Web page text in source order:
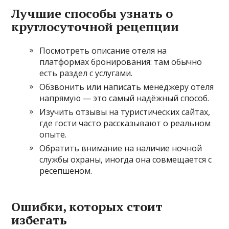
Лучшие способы узнать о
круглосуточной рецепции
Посмотреть описание отеля на
платформах бронирования: там обычно
есть раздел с услугами.
Обзвонить или написать менеджеру отеля
напрямую — это самый надёжный способ.
Изучить отзывы на туристических сайтах,
где гости часто рассказывают о реальном
опыте.
Обратить внимание на наличие ночной
службы охраны, иногда она совмещается с
ресепшеном.
Ошибки, которых стоит
избегать